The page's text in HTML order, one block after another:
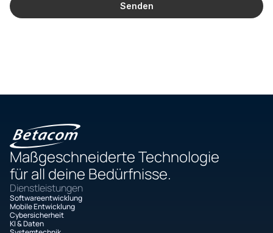
Senden
Maßgeschneiderte Technologie
für all deine Bedürfnisse.
Dienstleistungen
Softwareentwicklung
Mobile Entwicklung
Cybersicherheit
KI & Daten